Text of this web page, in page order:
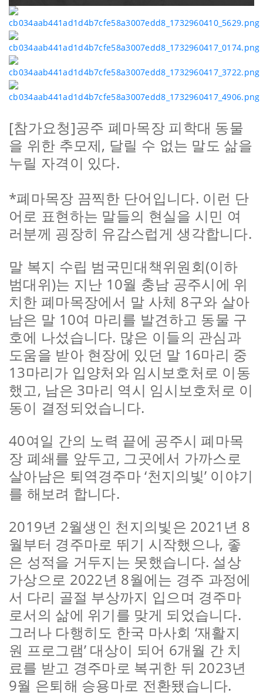
[참가요청]공주 폐마목장 피학대 동물
을 위한 추모제, 달릴 수 없는 말도 삶을
누릴 자격이 있다.
*폐마목장 끔찍한 단어입니다. 이런 단
어로 표현하는 말들의 현실을 시민 여
러분께 굉장히 유감스럽게 생각합니다.
말 복지 수립 범국민대책위원회(이하
범대위)는 지난 10월 충남 공주시에 위
치한 폐마목장에서 말 사체 8구와 살아
남은 말 10여 마리를 발견하고 동물 구
호에 나섰습니다. 많은 이들의 관심과
도움을 받아 현장에 있던 말 16마리 중
13마리가 입양처와 임시보호처로 이동
했고, 남은 3마리 역시 임시보호처로 이
동이 결정되었습니다.
40여일 간의 노력 끝에 공주시 폐마목
장 폐쇄를 앞두고, 그곳에서 가까스로
살아남은 퇴역경주마 ‘천지의빛’ 이야기
를 해보려 합니다.
2019년 2월생인 천지의빛은 2021년 8
월부터 경주마로 뛰기 시작했으나, 좋
은 성적을 거두지는 못했습니다. 설상
가상으로 2022년 8월에는 경주 과정에
서 다리 골절 부상까지 입으며 경주마
로서의 삶에 위기를 맞게 되었습니다.
그러나 다행히도 한국 마사회 ‘재활지
원 프로그램’ 대상이 되어 6개월 간 치
료를 받고 경주마로 복귀한 뒤 2023년
9월 은퇴해 승용마로 전환됐습니다.